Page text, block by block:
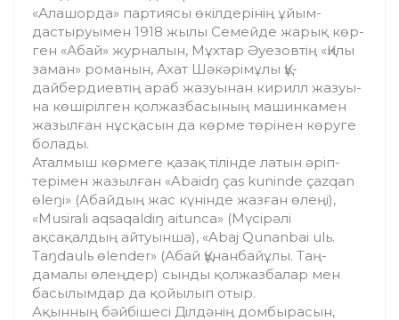
«Алашорда» партиясы өкілдерінің ұйым­
дастыруымен 1918 жылы Семейде жарық көр­
ген «Абай» журналын, Мұхтар Әуезовтің «Қи­лы
заман» романын, Ахат Шәкәрімұлы Құ­
дайбердиевтің араб жазуынан кирилл жазуы­
на көшірілген қолжазбасының машин­камен
жазылған нұсқасын да көрме тө­рінен көруге
болады.
Аталмыш көрмеге қазақ тілінде латын әріп­
терімен жазылған «Abaidŋ ças kuninde çazqan
өleŋi» (Абайдың жас күнінде жазған өлеңі),
«Musirali aqsaqaldiŋ aitunca» (Мүсірәлі
ақсақалдың айтуынша), «Abaj Qunanbai ulь.
Taŋdaulь өlender» (Абай Құнанбайұлы. Таң­
дамалы өлеңдер) сынды қолжазбалар мен
басылымдар да қойылып отыр.
Ақынның бәйбішесі Ділдәнің домбырасын,